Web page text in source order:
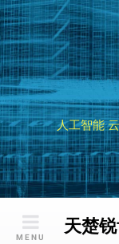
Skip
to
content
人工智能
天楚
MENU